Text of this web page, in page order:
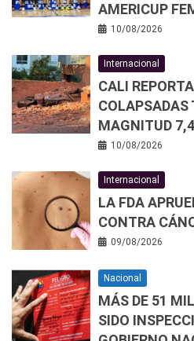
AMERICUP
10/08/2026
Internacional
CALI
COLAPSADAS
MAGNITUD
10/08/2026
Internacional
LA FDA
CONTRA
09/08/2026
Nacional
MÁS DE 51
SIDO